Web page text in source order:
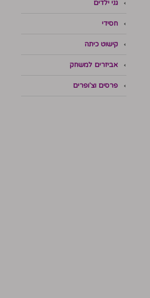
גני ילדים
חסידי
קישוט כיתה
אביזרים למשחק
פרסים וצ'ופרים